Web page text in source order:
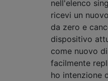
nell'elenco
ricevi un
da zero e
dispositivo
come nuovo
facilmente
ho intenzione